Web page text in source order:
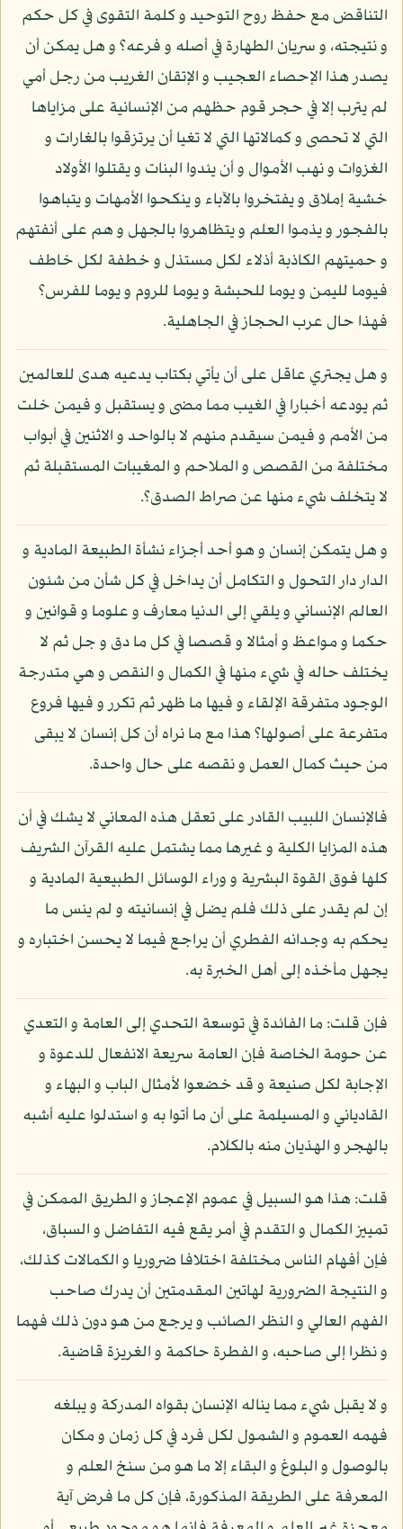
التناقض مع حفظ روح التوحيد و كلمة التقوى في كل حكم
و نتيجته، و سريان الطهارة في أصله و فرعه؟ و هل يمكن أن
يصدر هذا الإحصاء العجيب و الإتقان الغريب من رجل أمي
لم يترب إلا في حجر قوم حظهم من الإنسانية على مزاياها
التي لا تحصى و كمالاتها التي لا تغيا أن يرتزقوا بالغارات و
الغزوات و نهب الأموال و أن يئدوا البنات و يقتلوا الأولاد
خشية إملاق و يفتخروا بالآباء و ينكحوا الأمهات و يتباهوا
بالفجور و يذموا العلم و يتظاهروا بالجهل و هم على أنفتهم
و حميتهم الكاذبة أذلاء لكل مستذل و خطفة لكل خاطف
فيوما لليمن و يوما للحبشة و يوما للروم و يوما للفرس؟
فهذا حال عرب الحجاز في الجاهلية.
و هل يجتري عاقل على أن يأتي بكتاب يدعيه هدى للعالمين
ثم يودعه أخبارا في الغيب مما مضى و يستقبل و فيمن خلت
من الأمم و فيمن سيقدم منهم لا بالواحد و الاثنين في أبواب
مختلفة من القصص و الملاحم و المغيبات المستقبلة ثم
لا يتخلف شيء منها عن صراط الصدق؟.
و هل يتمكن إنسان و هو أحد أجزاء نشأة الطبيعة المادية و
الدار دار التحول و التكامل أن يداخل في كل شأن من شئون
العالم الإنساني و يلقي إلى الدنيا معارف و علوما و قوانين و
حكما و مواعظ و أمثالا و قصصا في كل ما دق و جل ثم لا
يختلف حاله في شيء منها في الكمال و النقص و هي متدرجة
الوجود متفرقة الإلقاء و فيها ما ظهر ثم تكرر و فيها فروع
متفرعة على أصولها؟ هذا مع ما نراه أن كل إنسان لا يبقى
من حيث كمال العمل و نقصه على حال واحدة.
فالإنسان اللبيب القادر على تعقل هذه المعاني لا يشك في أن
هذه المزايا الكلية و غيرها مما يشتمل عليه القرآن الشريف
كلها فوق القوة البشرية و وراء الوسائل الطبيعية المادية و
إن لم يقدر على ذلك فلم يضل في إنسانيته و لم ينس ما
يحكم به وجدانه الفطري أن يراجع فيما لا يحسن اختباره و
يجهل مأخذه إلى أهل الخبرة به.
فإن قلت: ما الفائدة في توسعة التحدي إلى العامة و التعدي
عن حومة الخاصة فإن العامة سريعة الانفعال للدعوة و
الإجابة لكل صنيعة و قد خضعوا لأمثال الباب و البهاء و
القادياني و المسيلمة على أن ما أتوا به و استدلوا عليه أشبه
بالهجر و الهذيان منه بالكلام.
قلت: هذا هو السبيل في عموم الإعجاز و الطريق الممكن في
تمييز الكمال و التقدم في أمر يقع فيه التفاضل و السباق،
فإن أفهام الناس مختلفة اختلافا ضروريا و الكمالات كذلك،
و النتيجة الضرورية لهاتين المقدمتين أن يدرك صاحب
الفهم العالي و النظر الصائب و يرجع من هو دون ذلك فهما
و نظرا إلى صاحبه، و الفطرة حاكمة و الغريزة قاضية.
و لا يقبل شيء مما يناله الإنسان بقواه المدركة و يبلغه
فهمه العموم و الشمول لكل فرد في كل زمان و مكان
بالوصول و البلوغ و البقاء إلا ما هو من سنخ العلم و
المعرفة على الطريقة المذكورة، فإن كل ما فرض آية